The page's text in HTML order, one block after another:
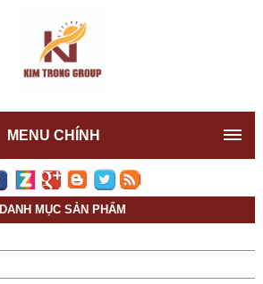
MENU CHÍNH
DANH MỤC SẢN PHẨM